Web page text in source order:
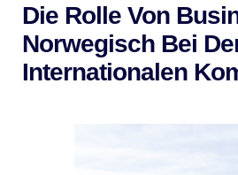
Die Rolle Von
Norwegisch Bei
Internationalen